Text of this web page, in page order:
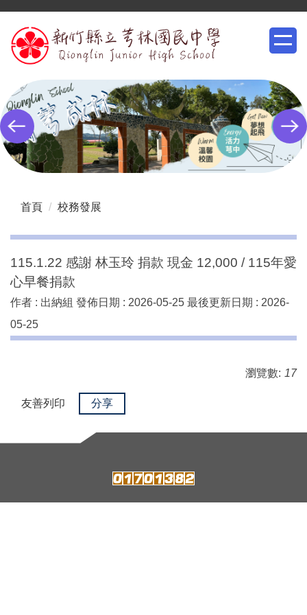
到
主
內
容
區
首頁 校務發展
115.1.22 感謝 林玉玲 捐款 現金 12,000 / 115年愛
心早餐捐款
作者 : 出納組 發佈日期 : 2026-05-25 最後更新日期 : 2026-
05-25
瀏覽數: 17
友善列印 分享